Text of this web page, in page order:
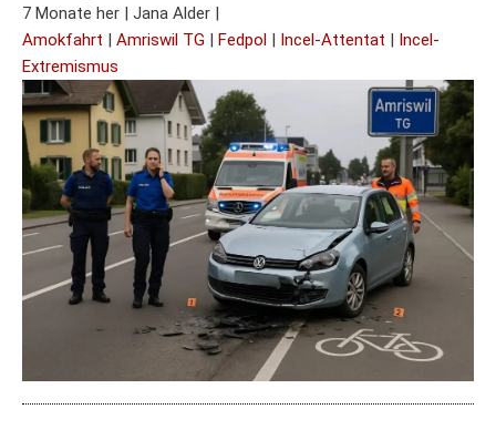
7 Monate her | Jana Alder |
Amokfahrt | Amriswil TG | Fedpol | Incel-Attentat | Incel-
Extremismus